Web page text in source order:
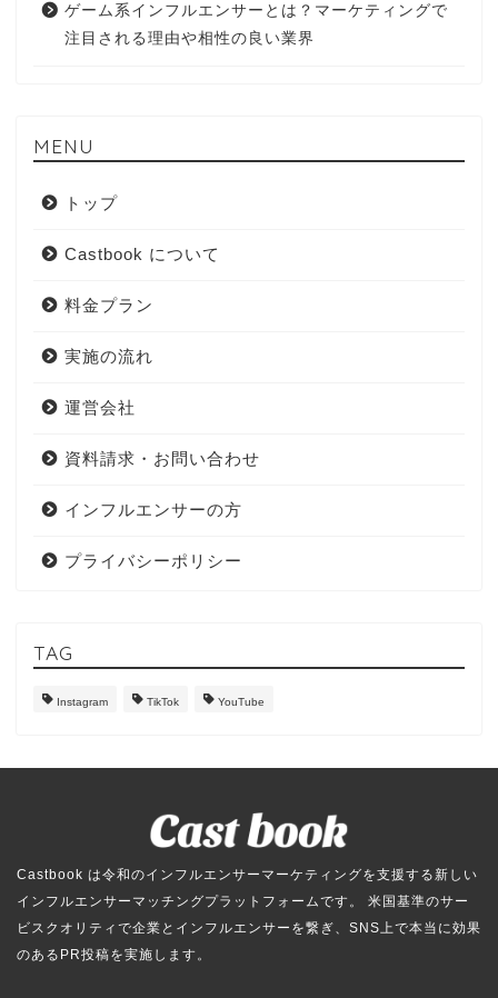
ゲーム系インフルエンサーとは？マーケティングで
注目される理由や相性の良い業界
MENU
トップ
Castbook について
料金プラン
実施の流れ
運営会社
資料請求・お問い合わせ
インフルエンサーの方
プライバシーポリシー
TAG
Instagram TikTok YouTube
Castbook は令和のインフルエンサーマーケティングを支援する新しい
インフルエンサーマッチングプラットフォームです。 米国基準のサー
ビスクオリティで企業とインフルエンサーを繋ぎ、SNS上で本当に効果
のあるPR投稿を実施します。